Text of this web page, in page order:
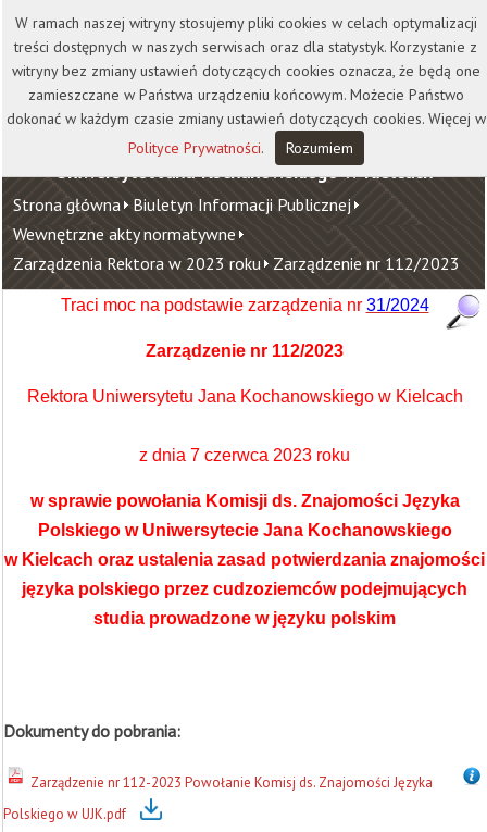
Kontakt Biblioteka
Wydawnictwo
Wirtualna Uczelnia
Uniwersytet Jana Kochanowskiego w Kielcach
Strona główna Biuletyn Informacji Publicznej
Wewnętrzne akty normatywne
Zarządzenia Rektora w 2023 roku Zarządzenie nr 112/2023
Traci moc na podstawie zarządzenia nr 31/2024
Zarządzenie nr 112/2023
Rektora Uniwersytetu Jana Kochanowskiego w Kielcach
z dnia 7 czerwca 2023 roku
w sprawie powołania Komisji ds. Znajomości Języka
Polskiego w Uniwersytecie Jana Kochanowskiego
w Kielcach oraz ustalenia zasad potwierdzania znajomości
języka polskiego przez cudzoziemców podejmujących
studia prowadzone w języku polskim
Dokumenty do pobrania:
Zarządzenie nr 112-2023 Powołanie Komisj ds. Znajomości Języka
Polskiego w UJK.pdf
W ramach naszej witryny stosujemy pliki cookies w celach optymalizacji
treści dostępnych w naszych serwisach oraz dla statystyk. Korzystanie z
witryny bez zmiany ustawień dotyczących cookies oznacza, że będą one
zamieszczane w Państwa urządzeniu końcowym. Możecie Państwo
dokonać w każdym czasie zmiany ustawień dotyczących cookies. Więcej w
Polityce Prywatności. Rozumiem